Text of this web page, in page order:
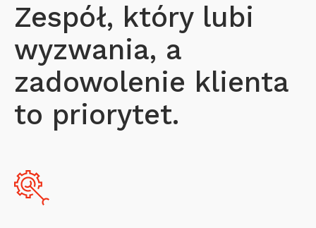
Zespół, który lubi
wyzwania, a
zadowolenie klienta
to priorytet.